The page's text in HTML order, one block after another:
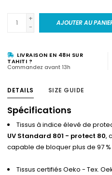
+
-
AJOUTER AU
LIVRAISON EN 48H SUR
TAHITI ?
Commandez avant 13h
DETAILS SIZE GUIDE
Spécifications
Tissus à indice élevé de
UV Standard 801 - protect 80,
capable de bloquer plus de 97 %
Tissus certifiés Oeko - Tex.